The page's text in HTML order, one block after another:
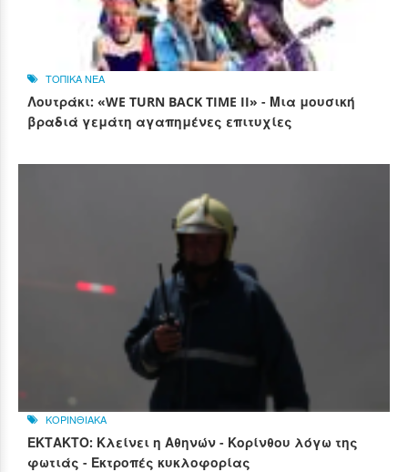
ΤΟΠΙΚΑ ΝΕΑ
Λουτράκι: «WE TURN BACK TIME II» - Μια μουσική
βραδιά γεμάτη αγαπημένες επιτυχίες
ΚΟΡΙΝΘΙΑΚΑ
ΕΚΤΑΚΤΟ: Κλείνει η Αθηνών - Κορίνθου λόγω της
φωτιάς - Εκτροπές κυκλοφορίας